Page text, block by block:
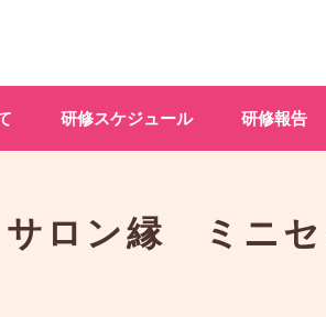
研修スケジュール 研修報告
サロン縁 ミニ